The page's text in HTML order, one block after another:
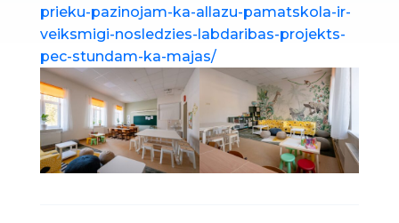
prieku-pazinojam-ka-allazu-pamatskola-ir-
veiksmigi-nosledzies-labdaribas-projekts-
pec-stundam-ka-majas/